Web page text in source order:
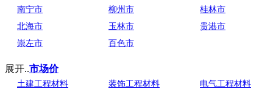
南宁市 柳州市
桂林市
北海市
玉林市
贵港市
崇左市
百色市
展开..市场价
土建工程材料 装饰工程材料
电气工程材料